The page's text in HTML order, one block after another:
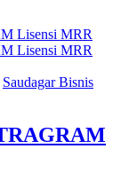
Saudagar Bisnis